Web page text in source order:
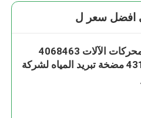
افضل سعر ل
أجزاء محركات الآلات 4068463
4310976 مضخة تبريد المياه لشركة